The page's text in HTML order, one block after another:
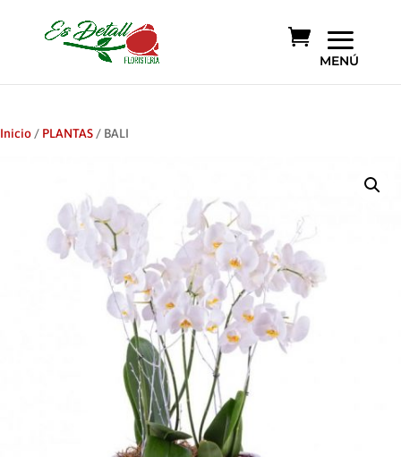
Inicio / PLANTAS / BALI